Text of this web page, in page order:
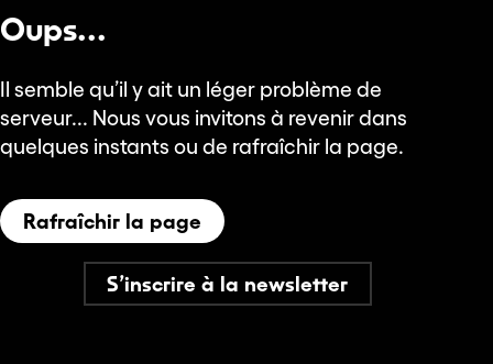
Oups...
Il semble qu’il y ait un léger problème de
serveur... Nous vous invitons à revenir dans
quelques instants ou de rafraîchir la page.
Rafraîchir la page
S’inscrire à la newsletter